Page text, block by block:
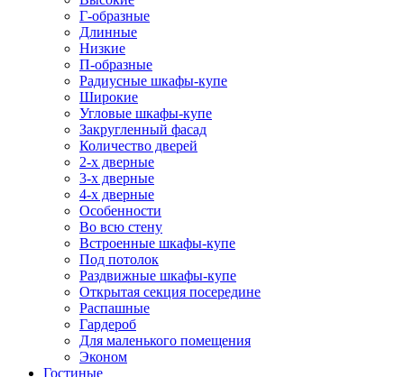
Г-образные
Длинные
Низкие
П-образные
Радиусные шкафы-купе
Широкие
Угловые шкафы-купе
Закругленный фасад
Количество дверей
2-х дверные
3-х дверные
4-х дверные
Особенности
Во всю стену
Встроенные шкафы-купе
Под потолок
Раздвижные шкафы-купе
Открытая секция посередине
Распашные
Гардероб
Для маленького помещения
Эконом
Гостиные